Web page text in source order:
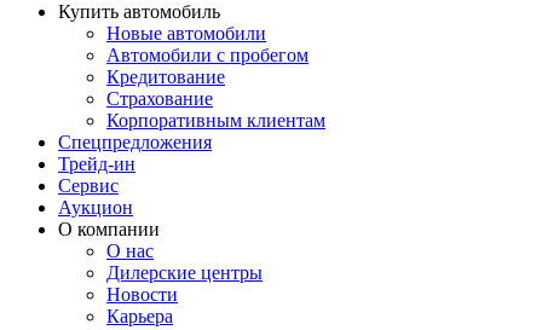
Купить автомобиль
Новые автомобили
Автомобили с пробегом
Кредитование
Страхование
Корпоративным клиентам
Спецпредложения
Трейд-ин
Сервис
Аукцион
О компании
О нас
Дилерские центры
Новости
Карьера